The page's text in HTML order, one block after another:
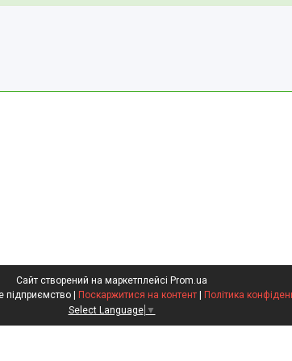
Сайт створений на маркетплейсі Prom.ua
Kompred TM Виробниче підприємство | Поскаржитися на контент | Політика
Select Language ▼